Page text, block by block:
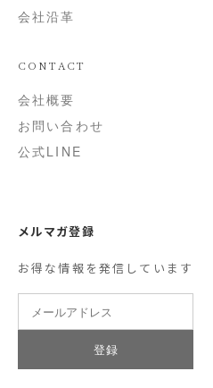
会社沿革
CONTACT
会社概要
お問い合わせ
公式LINE
メルマガ登録
お得な情報を発信しています
登録